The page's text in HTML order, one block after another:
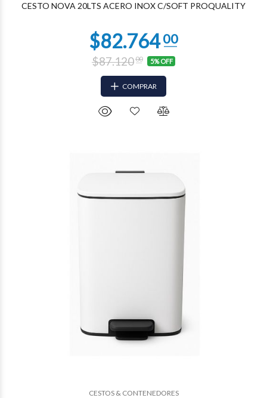
CESTO NOVA 20LTS ACERO INOX C/SOFT PROQUALITY
$87.12000 5% OFF
COMPRAR
CESTOS & CONTENEDORES
$53.67058